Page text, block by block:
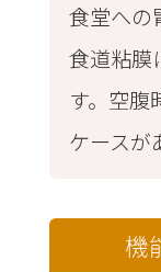
食堂への
食道粘膜
す。空腹
ケースが
機